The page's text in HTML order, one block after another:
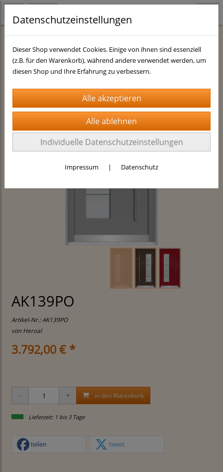
AK139PO
Artikel-Nr.:AK139PO
von Heroal
3.792,00 € *
in den Warenkorb
Lieferzeit: 1 bis 3 Tage
teilen tweet
Datenschutzeinstellungen
Dieser Shop verwendet Cookies. Einige von ihnen sind essenziell
(z.B. für den Warenkorb), während andere verwendet werden, um
diesen Shop und Ihre Erfahrung zu verbessern.
Individuelle Datenschutzeinstellungen
Impressum | Datenschutz